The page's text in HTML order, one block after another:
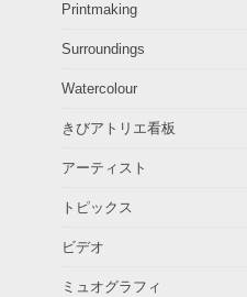
Printmaking
Surroundings
Watercolour
きびアトリエ看板
アーティスト
トピックス
ビデオ
ミュオグラフィ